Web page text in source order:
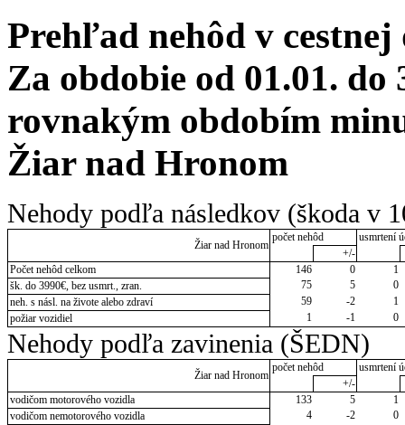
Prehľad nehôd v cestnej
Za obdobie od 01.01. do
rovnakým obdobím
Žiar nad Hronom
Nehody podľa následkov (škoda v
Žiar nad Hronom
počet nehôd
usmrtení
+/-
Počet nehôd celkom
146 0
1
šk. do 3990€, bez usmrt., zran.
75 5
0
neh. s násl. na živote alebo zdraví
59 -2
1
požiar vozidiel
1 -1 0
Nehody podľa zavinenia (ŠEDN)
Žiar nad Hronom
počet nehôd
usmrtení
+/-
vodičom motorového vozidla
133 5
1
vodičom nemotorového vozidla
4 -2
0